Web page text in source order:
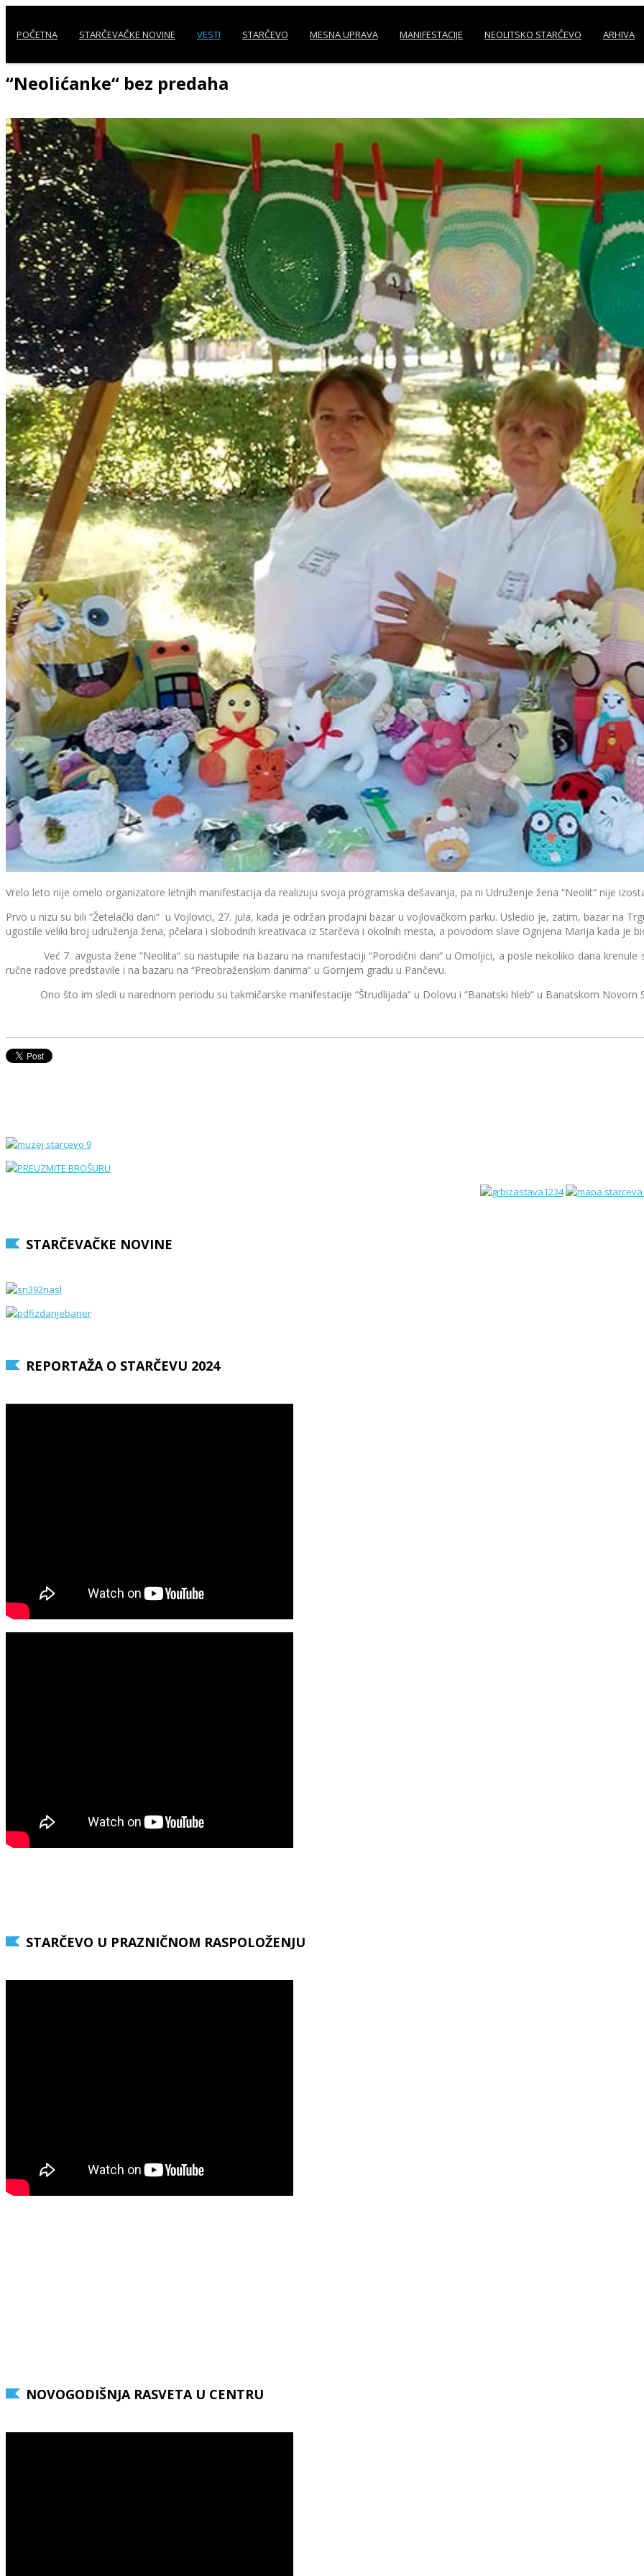
POČETNA STARČEVAČKE NOVINE VESTI STARČEVO MESNA UPRAVA MANIFESTACIJE NEOLITSKO STARČEVO ARHIVA
“Neolićanke“ bez predaha
Vrelo leto nije omelo organizatore letnjih manifestacija da realizuju svoja programska dešavanja, pa ni Udruženje žena “Neolit“ nije
Prvo u nizu su bili “Žetelački dani“ u Vojlovici, 27. jula, kada je održan prodajni bazar u vojlovačkom parku. Usledio je, zatim, bazar na
ugostile veliki broj udruženja žena, pčelara i slobodnih kreativaca iz Starčeva i okolnih mesta, a povodom slave Ognjena Marija kada je
Već 7. avgusta žene “Neolita“ su nastupile na bazaru na manifestaciji “Porodični dani“ u Omoljici, a posle nekoliko dana krenule
ručne radove predstavile i na bazaru na “Preobraženskim danima“ u Gornjem gradu u Pančevu.
Ono što im sledi u narednom periodu su takmičarske manifestacije “Štrudlijada“ u Dolovu i “Banatski hleb“ u Banatskom Novom
STARČEVAČKE NOVINE
REPORTAŽA O STARČEVU 2024
STARČEVO U PRAZNIČNOM RASPOLOŽENJU
NOVOGODIŠNJA RASVETA U CENTRU